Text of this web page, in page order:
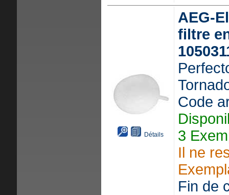
Détails
AEG-
filtre
Code
3
Il ne
Fin de